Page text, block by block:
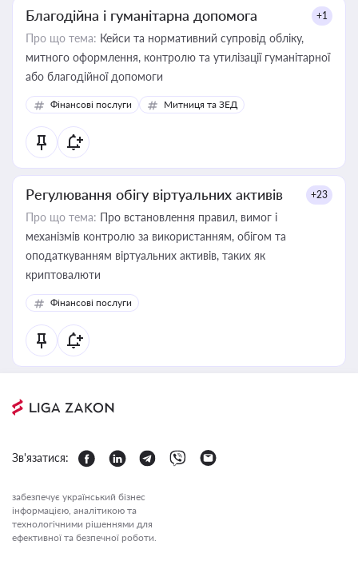
Благодійна і гуманітарна допомога +1
Про що тема: Кейси та нормативний супровід обліку,
митного оформлення, контролю та утилізації гуманітарної
або благодійної допомоги
Фінансові послуги Митниця та ЗЕД
Регулювання обігу віртуальних активів +23
Про що тема: Про встановлення правил, вимог і
механізмів контролю за використанням, обігом та
оподаткуванням віртуальних активів, таких як
криптовалюти
Фінансові послуги
Зв'язатися:
забезпечує український бізнес
інформацією, аналітикою та
технологічними рішеннями для
ефективної та безпечної роботи.